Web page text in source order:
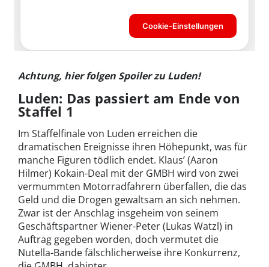
Achtung, hier folgen Spoiler zu Luden!
Luden: Das passiert am Ende von
Staffel 1
Im Staffelfinale von Luden erreichen die
dramatischen Ereignisse ihren Höhepunkt, was für
manche Figuren tödlich endet. Klaus’ (Aaron
Hilmer) Kokain-Deal mit der GMBH wird von zwei
vermummten Motorradfahrern überfallen, die das
Geld und die Drogen gewaltsam an sich nehmen.
Zwar ist der Anschlag insgeheim von seinem
Geschäftspartner Wiener-Peter (Lukas Watzl) in
Auftrag gegeben worden, doch vermutet die
Nutella-Bande fälschlicherweise ihre Konkurrenz,